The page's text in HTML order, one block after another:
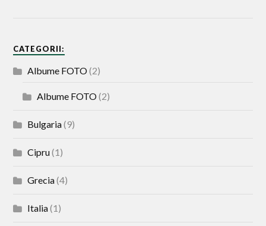
CATEGORII:
Albume FOTO(2)
Albume FOTO(2)
Bulgaria(9)
Cipru(1)
Grecia(4)
Italia(1)